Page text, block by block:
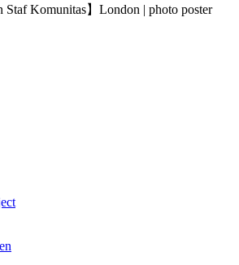
Staf Komunitas】London | photo poster